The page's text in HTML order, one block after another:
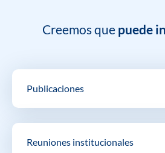
Creemos que puede
Publicaciones
Reuniones institucionales